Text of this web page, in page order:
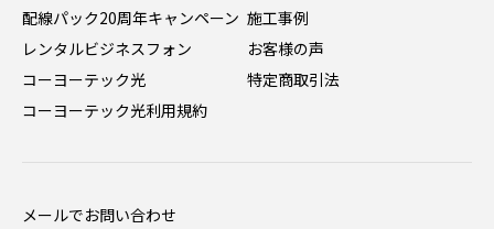
配線パック20周年キャンペーン
レンタルビジネスフォン
コーヨーテック光
コーヨーテック光利用規約
施工事例
お客様の声
特定商取引法
メールでお問い合わせ